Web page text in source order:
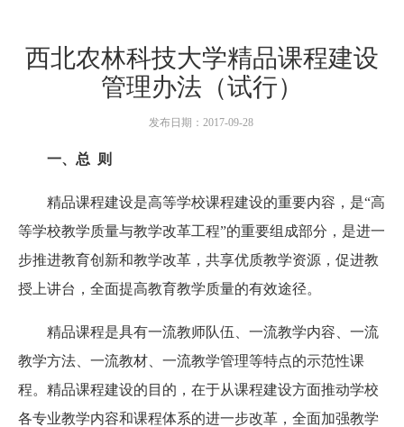
西北农林科技大学精品课程建设
管理办法（试行）
发布日期：2017-09-28
一、总 则
精品课程建设是高等学校课程建设的重要内容，是“高
等学校教学质量与教学改革工程”的重要组成部分，是进一
步推进教育创新和教学改革，共享优质教学资源，促进教
授上讲台，全面提高教育教学质量的有效途径。
精品课程是具有一流教师队伍、一流教学内容、一流
教学方法、一流教材、一流教学管理等特点的示范性课
程。精品课程建设的目的，在于从课程建设方面推动学校
各专业教学内容和课程体系的进一步改革，全面加强教学